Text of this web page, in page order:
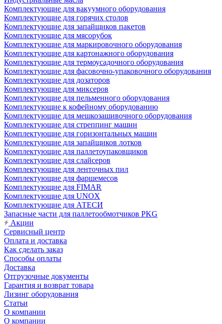
Комплектующие для вакуумного оборудования
Комплектующие для горячих столов
Комплектующие для запайщиков пакетов
Комплектующие для мясорубок
Комплектующие для маркировочного оборудования
Комплектующие для картонажного оборудования
Комплектующие для термоусадочного оборудования
Комплектующие для фасовочно-упаковочного оборудования
Комплектующие для дозаторов
Комплектующие для миксеров
Комплектующие для пельменного оборудования
Комплектующие к кофейному оборудованию
Комплектующие для мешкозашивочного оборудования
Комплектующие для стреппинг машин
Комплектующие для горизонтальных машин
Комплектующие для запайщиков лотков
Комплектующие для паллетоупаковщиков
Комплектующие для слайсеров
Комплектующие для ленточных пил
Комплектующие для фаршемесов
Комплектующие для FIMAR
Комплектующие для UNOX
Комплектующие для АТЕСИ
Запасные части для паллетообмотчиков PKG
Акции
Сервисный центр
Оплата и доставка
Как сделать заказ
Способы оплаты
Доставка
Отгрузочные документы
Гарантия и возврат товара
Лизинг оборудования
Статьи
О компании
О компании